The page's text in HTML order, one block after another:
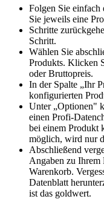
Folgen Sie einfach
Sie jeweils eine
Schritte
Schritt.
Wählen Sie
Produkts. Klicken
oder Bruttopreis.
In der Spalte „Ihr
konfigurierten
Unter „Optionen"
einen Profi-
bei einem Produkt
möglich, wird nur
Abschließend
Angaben zu Ihrem
Warenkorb.
Datenblatt
ist das goldwert.